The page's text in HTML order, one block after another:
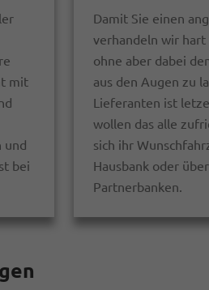
mit
und
bei
Damit Sie einen
verhandeln wir
ohne aber dabei
aus den Augen zu
Lieferanten ist
wollen das alle
sich ihr
Hausbank oder
Partnerbanken.